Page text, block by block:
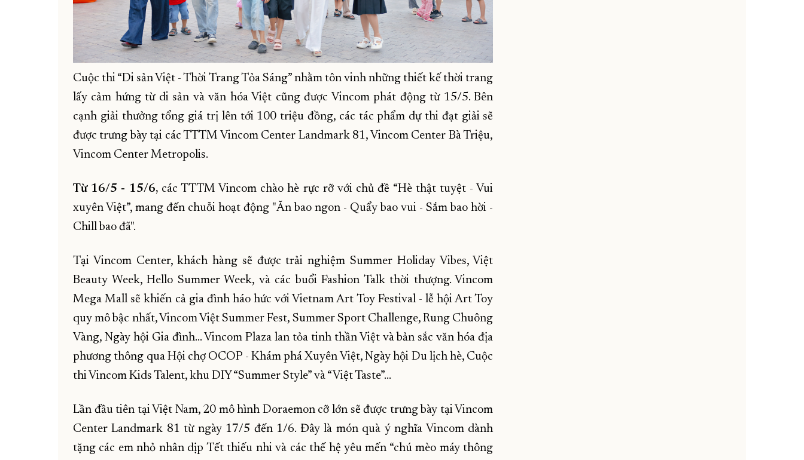
Cuộc thi “Di sản Việt - Thời Trang Tỏa Sáng” nhằm tôn vinh những thiết kế thời trang
lấy cảm hứng từ di sản và văn hóa Việt cũng được Vincom phát động từ 15/5. Bên
cạnh giải thưởng tổng giá trị lên tới 100 triệu đồng, các tác phẩm dự thi đạt giải sẽ
được trưng bày tại các TTTM Vincom Center Landmark 81, Vincom Center Bà Triệu,
Vincom Center Metropolis.
Từ 16/5 - 15/6,các TTTM Vincom chào hè rực rỡ với chủ đề “Hè thật tuyệt - Vui
xuyên Việt”, mang đến chuỗi hoạt động "Ăn bao ngon - Quẩy bao vui - Sắm bao hời -
Chill bao đã".
Tại Vincom Center, khách hàng sẽ được trải nghiệm Summer Holiday Vibes, Việt
Beauty Week, Hello Summer Week, và các buổi Fashion Talk thời thượng. Vincom
Mega Mall sẽ khiến cả gia đình háo hức với Vietnam Art Toy Festival - lễ hội Art Toy
quy mô bậc nhất, Vincom Việt Summer Fest, Summer Sport Challenge, Rung Chuông
Vàng, Ngày hội Gia đình… Vincom Plaza lan tỏa tinh thần Việt và bản sắc văn hóa địa
phương thông qua Hội chợ OCOP - Khám phá Xuyên Việt, Ngày hội Du lịch hè, Cuộc
thi Vincom Kids Talent, khu DIY “Summer Style” và “Việt Taste”…
Lần đầu tiên tại Việt Nam, 20 mô hình Doraemon cỡ lớn sẽ được trưng bày tại Vincom
Center Landmark 81 từ ngày 17/5 đến 1/6. Đây là món quà ý nghĩa Vincom dành
tặng các em nhỏ nhân dịp Tết thiếu nhi và các thế hệ yêu mến “chú mèo máy thông